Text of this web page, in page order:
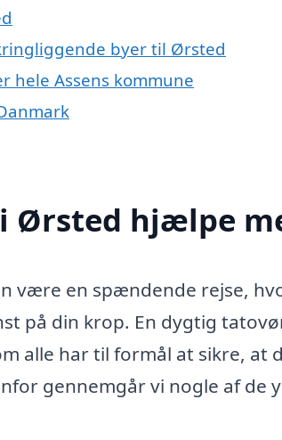
byer til Ørsted
hele Assens kommune
Ørsted hjælpe
være en spændende rejse,
på din krop. En dygtig
alle har til formål at sikre, at
gennemgår vi nogle af de